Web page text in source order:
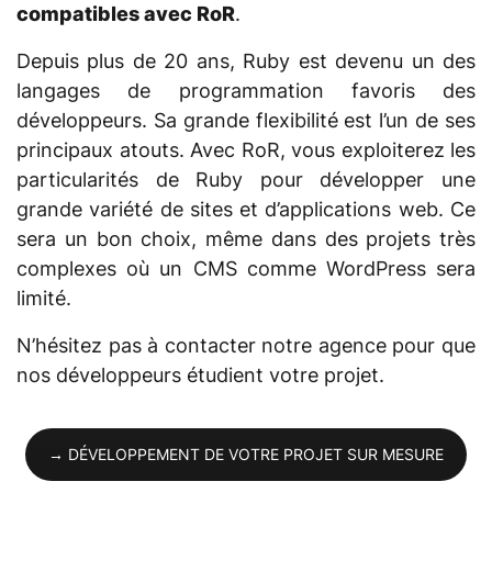
compatibles avec RoR.
Depuis plus de 20 ans, Ruby est devenu un des
langages de programmation favoris des
développeurs. Sa grande flexibilité est l’un de ses
principaux atouts. Avec RoR, vous exploiterez les
particularités de Ruby pour développer une
grande variété de sites et d’applications web. Ce
sera un bon choix, même dans des projets très
complexes où un CMS comme WordPress sera
limité.
N’hésitez pas à contacter notre agence pour que
nos développeurs étudient votre projet.
→ DÉVELOPPEMENT DE VOTRE PROJET SUR MESURE